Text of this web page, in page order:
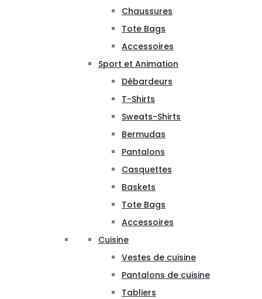
Chaussures
Tote Bags
Accessoires
Sport et Animation
Débardeurs
T-Shirts
Sweats-Shirts
Bermudas
Pantalons
Casquettes
Baskets
Tote Bags
Accessoires
Cuisine
Vestes de cuisine
Pantalons de cuisine
Tabliers